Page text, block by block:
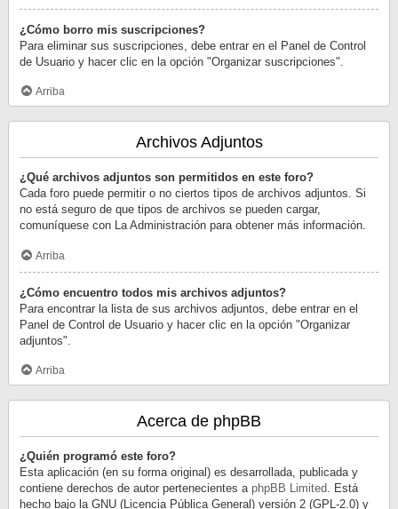
¿Cómo borro mis suscripciones?
Para eliminar sus suscripciones, debe entrar en el Panel de Control
de Usuario y hacer clic en la opción "Organizar suscripciones".
Arriba
Archivos Adjuntos
¿Qué archivos adjuntos son permitidos en este foro?
Cada foro puede permitir o no ciertos tipos de archivos adjuntos. Si
no está seguro de que tipos de archivos se pueden cargar,
comuníquese con La Administración para obtener más información.
Arriba
¿Cómo encuentro todos mis archivos adjuntos?
Para encontrar la lista de sus archivos adjuntos, debe entrar en el
Panel de Control de Usuario y hacer clic en la opción "Organizar
adjuntos".
Arriba
Acerca de phpBB
¿Quién programó este foro?
Esta aplicación (en su forma original) es desarrollada, publicada y
contiene derechos de autor pertenecientes a phpBB Limited. Está
hecho bajo la GNU (Licencia Pública General) versión 2 (GPL-2.0) y